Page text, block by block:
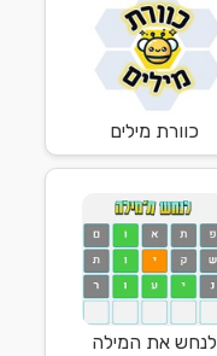
כוורת מילים
לנחש את המילה